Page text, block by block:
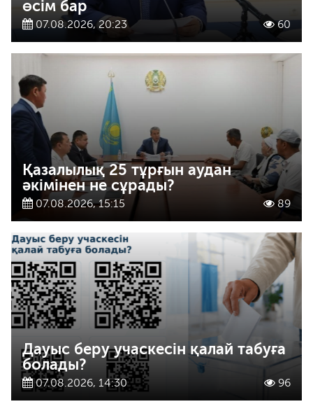
өсім бар
07.08.2026, 20:23 60
Қазалылық 25 тұрғын аудан
әкімінен не сұрады?
07.08.2026, 15:15 89
Дауыс беру учаскесін қалай табуға
болады?
07.08.2026, 14:30 96